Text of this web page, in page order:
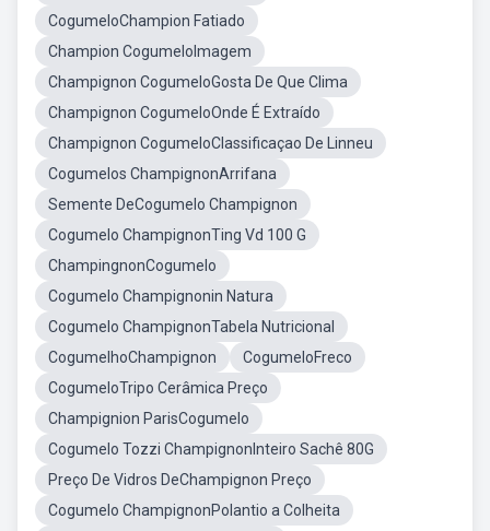
CogumeloChampion Fatiado
Champion CogumeloImagem
Champignon CogumeloGosta De Que Clima
Champignon CogumeloOnde É Extraído
Champignon CogumeloClassificaçao De Linneu
Cogumelos ChampignonArrifana
Semente DeCogumelo Champignon
Cogumelo ChampignonTing Vd 100 G
ChampingnonCogumelo
Cogumelo Champignonin Natura
Cogumelo ChampignonTabela Nutricional
CogumelhoChampignon
CogumeloFreco
CogumeloTripo Cerâmica Preço
Champignion ParisCogumelo
Cogumelo Tozzi ChampignonInteiro Sachê 80G
Preço De Vidros DeChampignon Preço
Cogumelo ChampignonPolantio a Colheita